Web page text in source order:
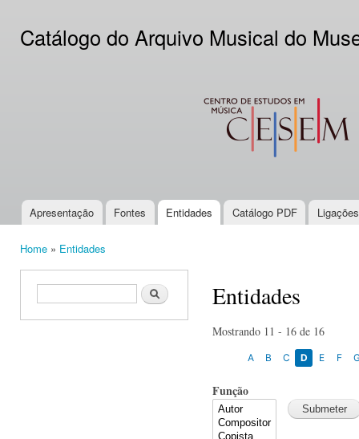
Catálogo do Arquivo Musical do
CESEM
Main menu
Apresentação Fontes Entidades Catálogo PDF
Home » Entidades
Search form Search Entidades
Mostrando 11 - 16 de 16
A B C D E F
Função